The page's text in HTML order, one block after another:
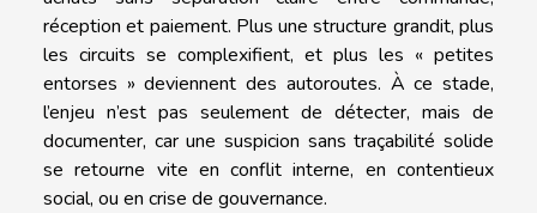
réception et paiement. Plus une structure grandit, plus
les circuits se complexifient, et plus les « petites
entorses » deviennent des autoroutes. À ce stade,
l’enjeu n’est pas seulement de détecter, mais de
documenter, car une suspicion sans traçabilité solide
se retourne vite en conflit interne, en contentieux
social, ou en crise de gouvernance.